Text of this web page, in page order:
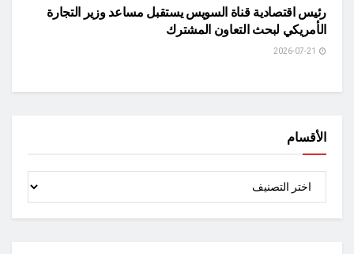
رئيس اقتصادية قناة السويس يستقبل مساعد وزير التجارة
الأمريكي لبحث التعاون المشترك
الأقسام